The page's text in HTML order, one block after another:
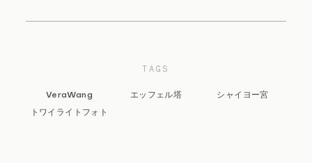
TAGS
VeraWang エッフェル塔 シャイヨー宮
トワイライトフォト